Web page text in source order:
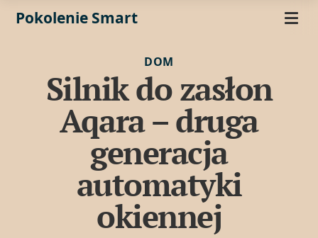
Pokolenie Smart
DOM
Silnik do zasłon
Aqara – druga
generacja
automatyki
okiennej